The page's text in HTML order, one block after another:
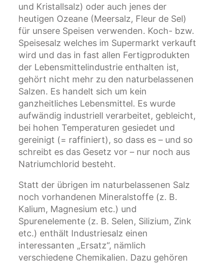
und Kristallsalz) oder auch jenes der
heutigen Ozeane (Meersalz, Fleur de Sel)
für unsere Speisen verwenden. Koch- bzw.
Speisesalz welches im Supermarkt verkauft
wird und das in fast allen Fertigprodukten
der Lebensmittelindustrie enthalten ist,
gehört nicht mehr zu den naturbelassenen
Salzen. Es handelt sich um kein
ganzheitliches Lebensmittel. Es wurde
aufwändig industriell verarbeitet, gebleicht,
bei hohen Temperaturen gesiedet und
gereinigt (= raffiniert), so dass es – und so
schreibt es das Gesetz vor – nur noch aus
Natriumchlorid besteht.
Statt der übrigen im naturbelassenen Salz
noch vorhandenen Mineralstoffe (z. B.
Kalium, Magnesium etc.) und
Spurenelemente (z. B. Selen, Silizium, Zink
etc.) enthält Industriesalz einen
interessanten „Ersatz“, nämlich
verschiedene Chemikalien. Dazu gehören